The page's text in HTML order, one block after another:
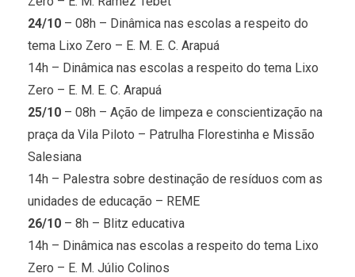
24/10 – 08h – Dinâmica nas escolas a respeito do
tema Lixo Zero – E. M. E. C. Arapuá
14h – Dinâmica nas escolas a respeito do tema Lixo
Zero – E. M. E. C. Arapuá
25/10 – 08h – Ação de limpeza e conscientização na
praça da Vila Piloto – Patrulha Florestinha e Missão
Salesiana
14h – Palestra sobre destinação de resíduos com as
unidades de educação – REME
26/10 – 8h – Blitz educativa
14h – Dinâmica nas escolas a respeito do tema Lixo
Zero – E. M. Júlio Colinos